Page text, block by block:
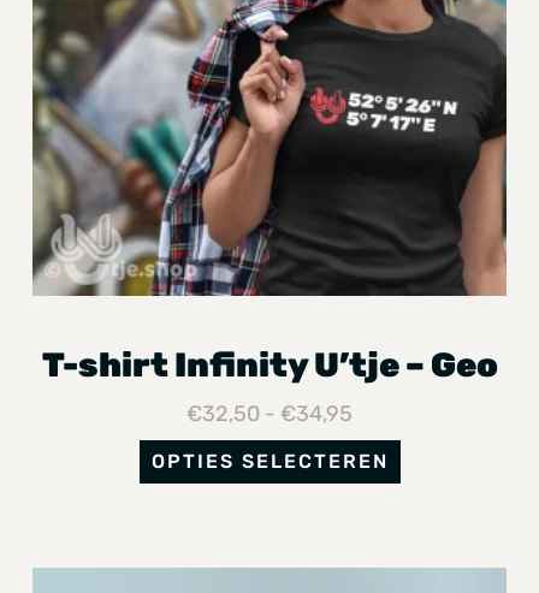
T-shirt Infinity U’tje – Geo
€32,50 - €34,95
OPTIES SELECTEREN